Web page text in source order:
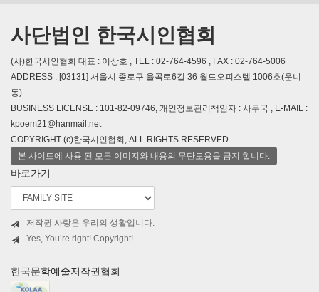
사단법인 한국시인협회
(사)한국시인협회 대표 : 이상호 , TEL : 02-764-4596 , FAX : 02-764-5006
ADDRESS : [03131] 서울시 종로구 율곡로6길 36 월드오피스텔 1006호(운니
동)
BUSINESS LICENSE : 101-82-09746, 개인정보관리책임자 : 사무국 , E-MAIL :
kpoem21@hanmail.net
COPYRIGHT (c)한국시인협회, ALL RIGHTS RESERVED.
본 사이트에 사용 된 모든 이미지와 내용의 무단도용을 금지 합니다.
바로가기
저작권 사랑은 우리의 생활입니다.
Yes, You’re right! Copyright!
한국문학예술저작권협회